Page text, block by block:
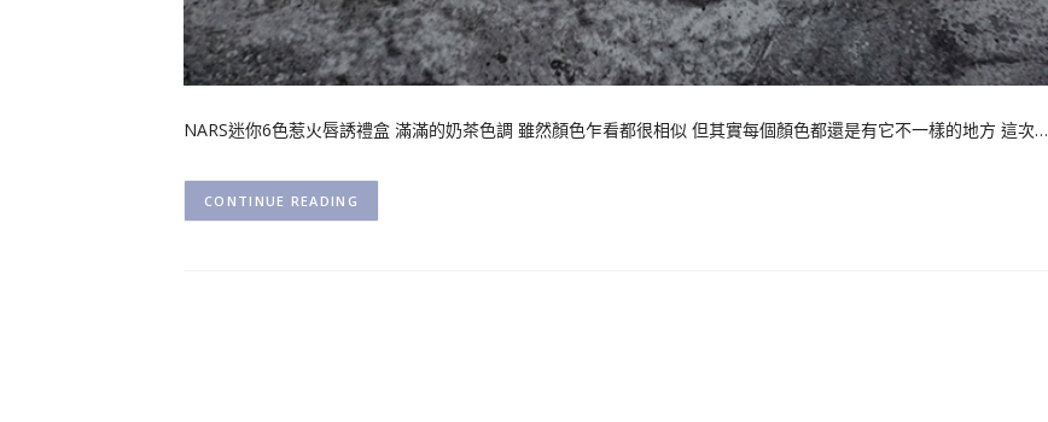
NARS迷你6色惹火唇誘禮盒 滿滿的奶茶色調 雖然顏色乍看都很相似 但其實每個顏色都還是有它不一樣的地方 這次…
CONTINUE READING